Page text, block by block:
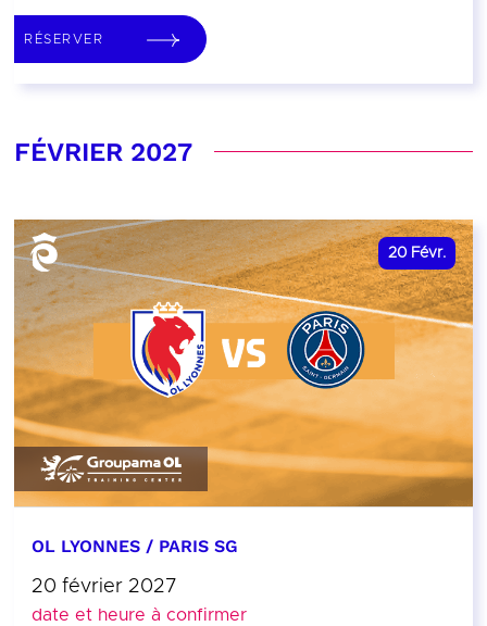
RÉSERVER
FÉVRIER 2027
20 Févr.
OL LYONNES / PARIS SG
20 février 2027
date et heure à confirmer